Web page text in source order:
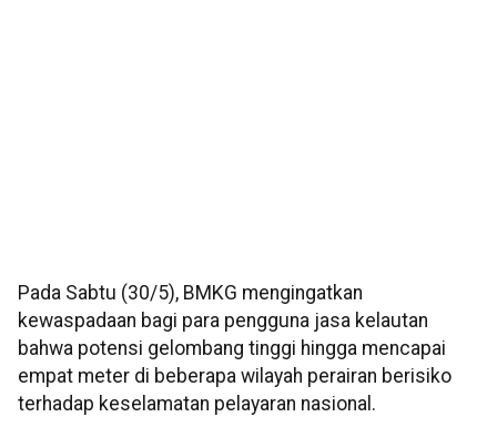
Pada Sabtu (30/5), BMKG mengingatkan
kewaspadaan bagi para pengguna jasa kelautan
bahwa potensi gelombang tinggi hingga mencapai
empat meter di beberapa wilayah perairan berisiko
terhadap keselamatan pelayaran nasional.